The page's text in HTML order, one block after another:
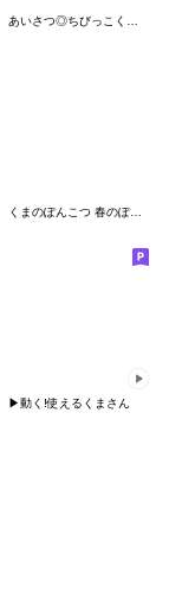
くまのぽんこつ 春のぽんやりスタンプ
▶︎動く!使えるくまさん